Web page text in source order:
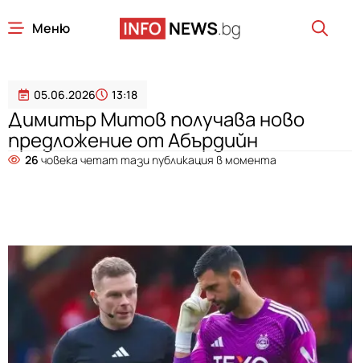
Меню
05.06.2026 13:18
Димитър Митов получава ново
предложение от Абърдийн
26 човека четат тази публикация в момента